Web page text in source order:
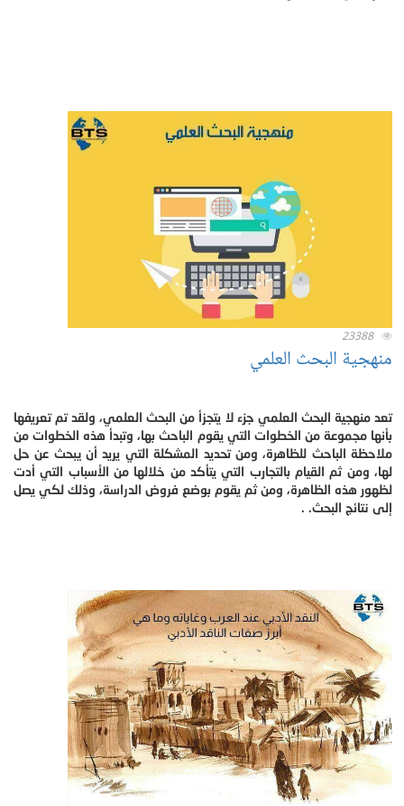
23388
منهجية البحث العلمي
تعد منهجية البحث العلمي جزء لا يتجزأ من البحث العلمي، ولقد تم تعريفها
بأنها مجموعة من الخطوات التي يقوم الباحث بها، وتبدأ هذه الخطوات من
ملاحظة الباحث للظاهرة، ومن تحديد المشكلة التي يريد أن يبحث عن حل
لها، ومن ثم القيام بالتجارب التي يتأكد من خلالها من الأسباب التي أدت
لظهور هذه الظاهرة، ومن ثم يقوم بوضع فروض الدراسة، وذلك لكي يصل
إلى نتائج البحث. .